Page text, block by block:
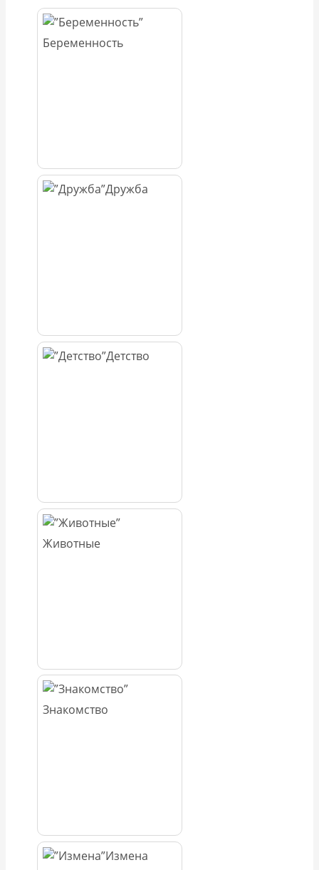
Беременность
Дружба
Детство
Животные
Знакомство
Измена